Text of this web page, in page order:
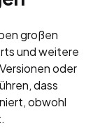
großen
und weitere
oder
dass
obwohl